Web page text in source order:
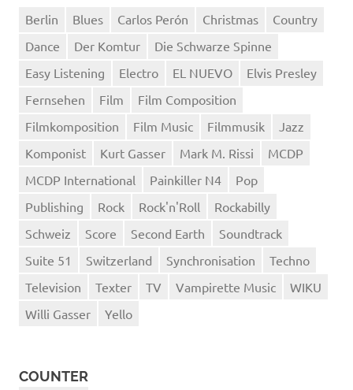
Berlin Blues Carlos Perón Christmas
Country
Dance
Der Komtur
Die Schwarze Spinne
Easy Listening
Electro EL NUEVO
Elvis Presley
Fernsehen
Film
Film Composition
Filmkomposition
Film Music Filmmusik
Jazz
Komponist
Kurt Gasser Mark M. Rissi
MCDP
MCDP International
Painkiller N4
Pop
Publishing
Rock Rock'n'Roll
Rockabilly
Schweiz
Score Second Earth
Soundtrack
Suite 51
Switzerland Synchronisation
Techno
Television
Texter TV Vampirette Music
WIKU
Willi Gasser
Yello
COUNTER